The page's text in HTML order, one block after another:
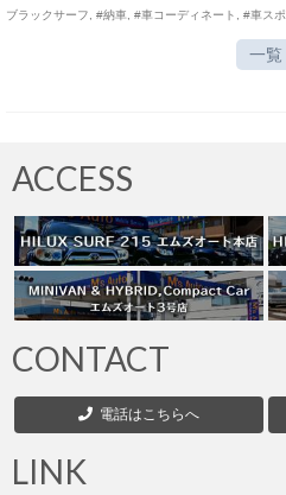
ブラックサーフ
#納車 #車コーディネート #車ス
一覧
ACCESS
CONTACT
電話はこちらへ
LINK